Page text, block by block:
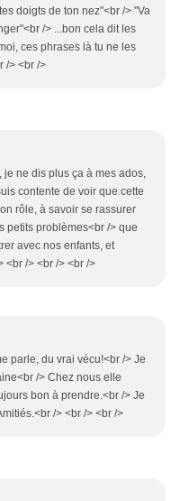
doigts de ton nez"<br /> "Va
/> ...bon cela dit les
ces phrases là tu ne les
/> <br />
je ne dis plus ça à mes ados,
contente de voir que cette
rôle, à savoir se rassurer
petits problèmes<br /> que
avec nos enfants, et
<br /> <br /> <br />
parle, du vrai vécu!<br /> Je
/> Chez nous elle
bon à prendre.<br /> Je
/> <br /> <br />